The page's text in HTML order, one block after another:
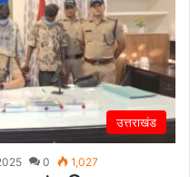
उत्तराखंड
0 1,027